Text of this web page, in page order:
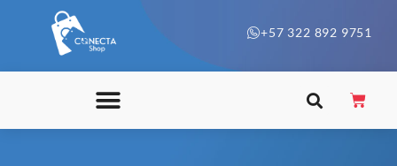
+57 322 892 9751